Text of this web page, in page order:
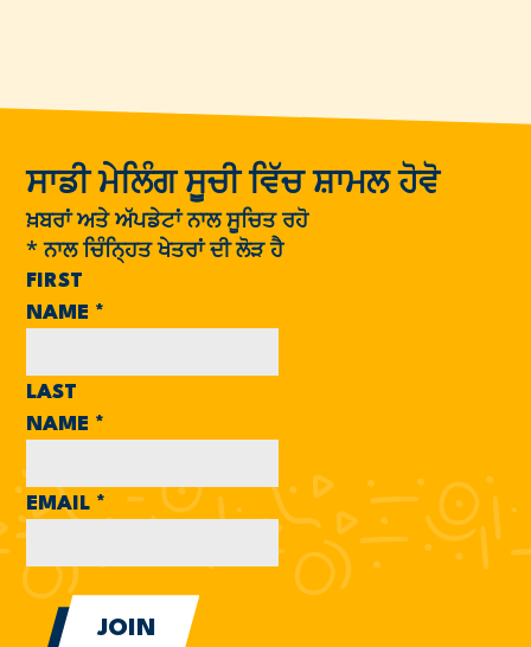
ਸਾਡੀ ਮੇਲਿੰਗ ਸੂਚੀ ਵਿੱਚ ਸ਼ਾਮਲ ਹੋਵੋ
ਖ਼ਬਰਾਂ ਅਤੇ ਅੱਪਡੇਟਾਂ ਨਾਲ ਸੂਚਿਤ ਰਹੋ
* ਨਾਲ ਚਿੰਨ੍ਹਿਤ ਖੇਤਰਾਂ ਦੀ ਲੋੜ ਹੈ
FIRST
NAME *
LAST
NAME *
EMAIL *